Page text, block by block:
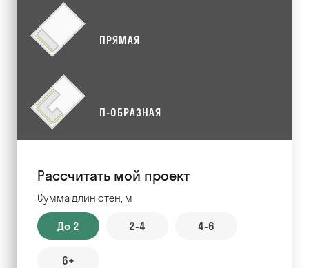
ПРЯМАЯ
П-ОБРАЗНАЯ
Рассчитать мой проект
Сумма длин стен, м
До 2 2-4 4-6
6+